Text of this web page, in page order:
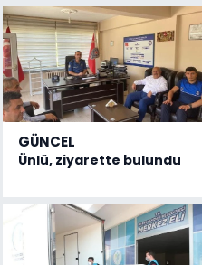
GÜNCEL
Ünlü, ziyarette bulundu